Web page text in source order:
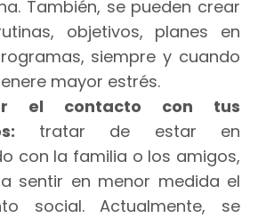
También, se pueden crear
objetivos, planes en
siempre y cuando
mayor estrés.
el contacto con tus
tratar de estar en
con la familia o los amigos,
sentir en menor medida el
social. Actualmente, se